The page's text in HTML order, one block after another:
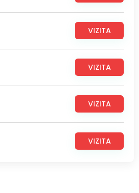
VIZITA
VIZITA
VIZITA
VIZITA